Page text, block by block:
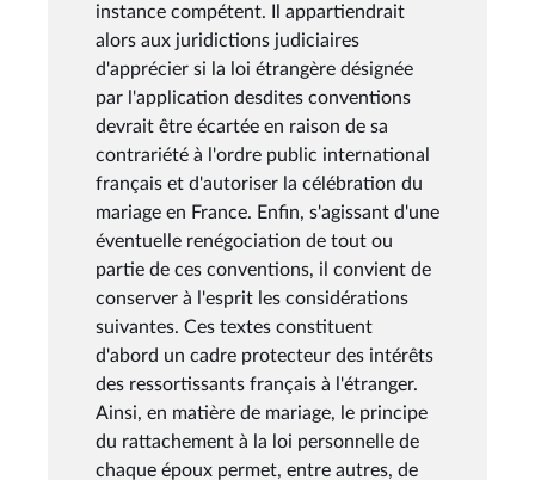
instance compétent. Il appartiendrait
alors aux juridictions judiciaires
d'apprécier si la loi étrangère désignée
par l'application desdites conventions
devrait être écartée en raison de sa
contrariété à l'ordre public international
français et d'autoriser la célébration du
mariage en France. Enfin, s'agissant d'une
éventuelle renégociation de tout ou
partie de ces conventions, il convient de
conserver à l'esprit les considérations
suivantes. Ces textes constituent
d'abord un cadre protecteur des intérêts
des ressortissants français à l'étranger.
Ainsi, en matière de mariage, le principe
du rattachement à la loi personnelle de
chaque époux permet, entre autres, de